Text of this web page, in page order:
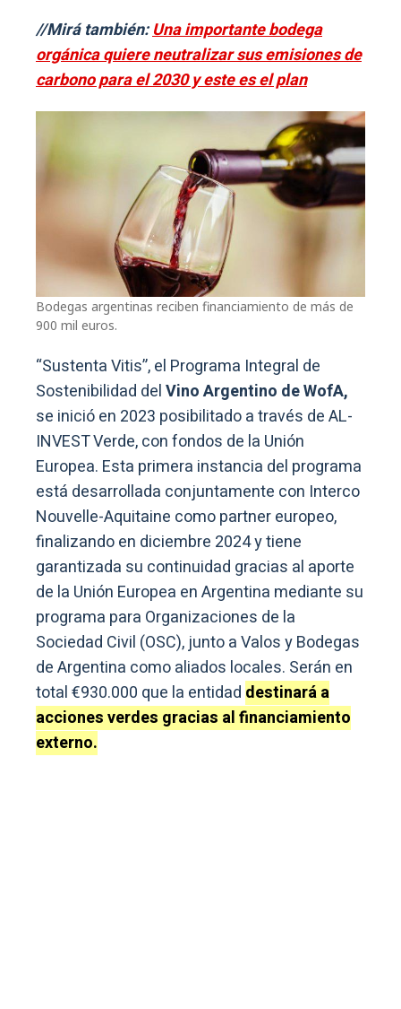
//Mirá también:Una importante bodega
orgánica quiere neutralizar sus emisiones de
carbono para el 2030 y este es el plan
Bodegas argentinas reciben financiamiento de más de
900 mil euros.
“Sustenta Vitis”, el Programa Integral de
Sostenibilidad delVino Argentino de WofA,
se inició en 2023 posibilitado a través de AL-
INVEST Verde, con fondos de la Unión
Europea. Esta primera instancia del programa
está desarrollada conjuntamente con Interco
Nouvelle-Aquitaine como partner europeo,
finalizando en diciembre 2024 y tiene
garantizada su continuidad gracias al aporte
de la Unión Europea en Argentina mediante su
programa para Organizaciones de la
Sociedad Civil (OSC), junto a Valos y Bodegas
de Argentina como aliados locales. Serán en
total €930.000 que la entidad destinará a
acciones verdes gracias al financiamiento
externo.